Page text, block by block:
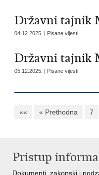
Državni tajnik
04.12.2025. | Pisane vijesti
Državni tajnik
05.12.2025. | Pisane vijesti
«« « Prethodna 7
Pristup
Dokumenti, zakonski i